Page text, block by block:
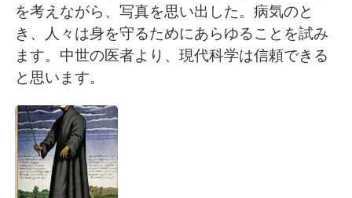
繁體中文 Español
العربية Français
Русский
Indonesia
を考えながら、写真を思い出した。病気のと
き、人々は身を守るためにあらゆることを試み
ます。中世の医者より、現代科学は信頼できる
と思います。